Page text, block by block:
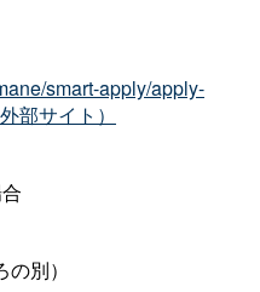
smart-apply/apply-
部サイト）
別）